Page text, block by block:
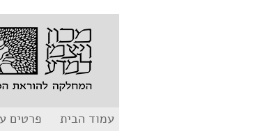
עמוד הבית פרטים